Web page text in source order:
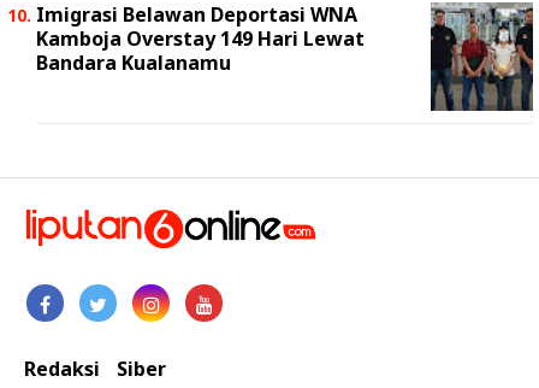
Imigrasi Belawan Deportasi WNA
Kamboja Overstay 149 Hari Lewat
Bandara Kualanamu
Redaksi Siber